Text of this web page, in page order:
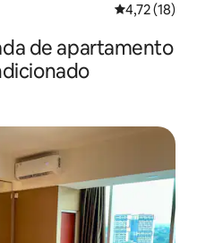
4,72 de uma
4,72 (18)
de apartamento